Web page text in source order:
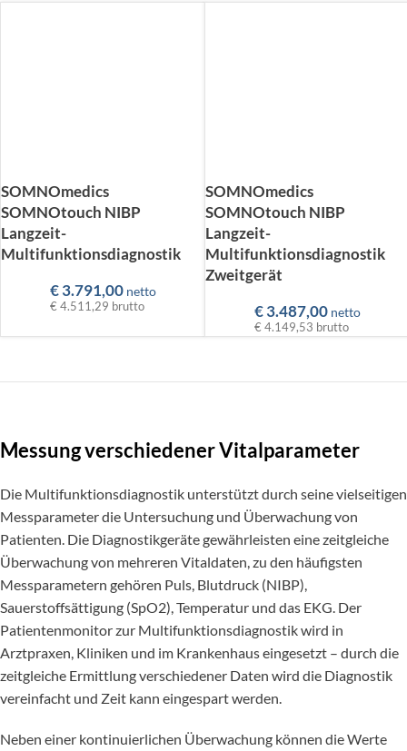
SOMNOmedics
SOMNOtouch NIBP
Langzeit-
Multifunktionsdiagnostik
€3.791,00 netto
€ 4.511,29 brutto
SOMNOmedics
SOMNOtouch NIBP
Langzeit-
Multifunktionsdiagnostik
Zweitgerät
€3.487,00 netto
€ 4.149,53 brutto
Messung verschiedener Vitalparameter
Die Multifunktionsdiagnostik unterstützt durch seine vielseitigen
Messparameter die Untersuchung und Überwachung von
Patienten. Die Diagnostikgeräte gewährleisten eine zeitgleiche
Überwachung von mehreren Vitaldaten, zu den häufigsten
Messparametern gehören Puls, Blutdruck (NIBP),
Sauerstoffsättigung (SpO2), Temperatur und das EKG. Der
Patientenmonitor zur Multifunktionsdiagnostik wird in
Arztpraxen, Kliniken und im Krankenhaus eingesetzt – durch die
zeitgleiche Ermittlung verschiedener Daten wird die Diagnostik
vereinfacht und Zeit kann eingespart werden.
Neben einer kontinuierlichen Überwachung können die Werte